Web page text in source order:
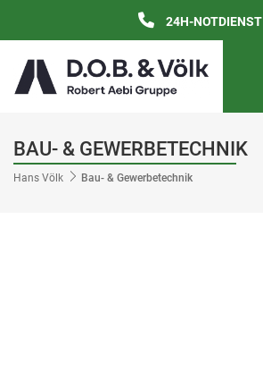
24H-NOTDIENST
BAU- & GEWERBETECHNIK
Hans Völk Bau- & Gewerbetechnik